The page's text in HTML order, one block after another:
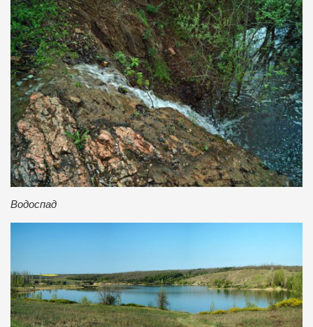
Водоспад